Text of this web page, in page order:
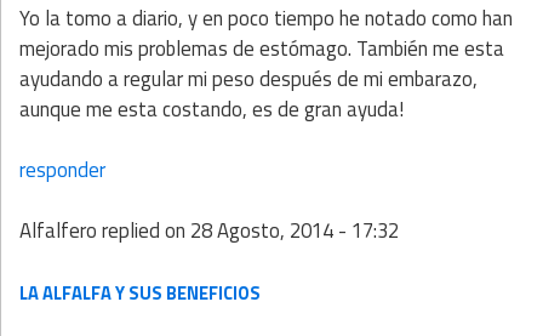
Yo la tomo a diario, y en poco tiempo he notado como han
mejorado mis problemas de estómago. También me esta
ayudando a regular mi peso después de mi embarazo,
aunque me esta costando, es de gran ayuda!
responder
Alfalferoreplied on 28 Agosto, 2014 - 17:32
LA ALFALFA Y SUS BENEFICIOS